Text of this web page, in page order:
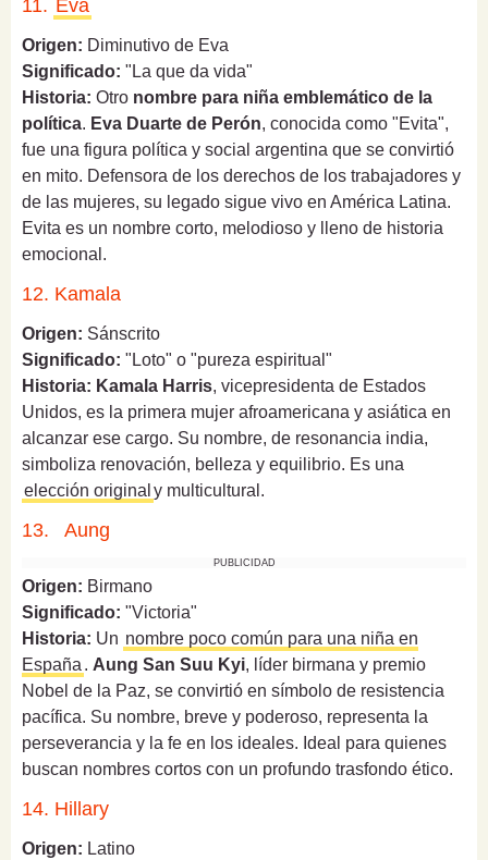
11. Eva
Origen: Diminutivo de Eva
Significado: "La que da vida"
Historia: Otro nombre para niña emblemático de la
política. Eva Duarte de Perón, conocida como "Evita",
fue una figura política y social argentina que se convirtió
en mito. Defensora de los derechos de los trabajadores y
de las mujeres, su legado sigue vivo en América Latina.
Evita es un nombre corto, melodioso y lleno de historia
emocional.
12. Kamala
Origen: Sánscrito
Significado: "Loto" o "pureza espiritual"
Historia: Kamala Harris, vicepresidenta de Estados
Unidos, es la primera mujer afroamericana y asiática en
alcanzar ese cargo. Su nombre, de resonancia india,
simboliza renovación, belleza y equilibrio. Es una
elección original y multicultural.
13. Aung
PUBLICIDAD
Origen: Birmano
Significado: "Victoria"
Historia: Un nombre poco común para una niña en
España . Aung San Suu Kyi, líder birmana y premio
Nobel de la Paz, se convirtió en símbolo de resistencia
pacífica. Su nombre, breve y poderoso, representa la
perseverancia y la fe en los ideales. Ideal para quienes
buscan nombres cortos con un profundo trasfondo ético.
14. Hillary
Origen: Latino